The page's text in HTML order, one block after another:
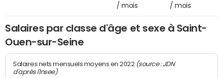
/ mois
/ mois
Salaires par classe d'âge et sexe à Saint-
Ouen-sur-Seine
Salaires nets mensuels moyens en 2022 (source : JDN
d'après l'Insee)